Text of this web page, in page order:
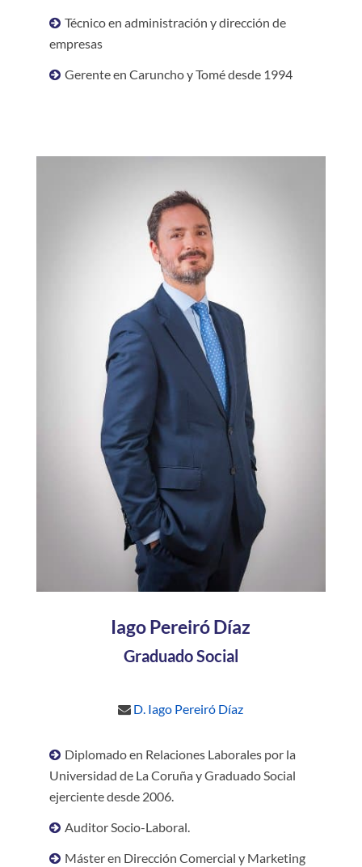
Técnico en administración y dirección de
empresas
Gerente en Caruncho y Tomé desde 1994
Iago Pereiró Díaz
Graduado Social
D. Iago Pereiró Díaz
Diplomado en Relaciones Laborales por la
Universidad de La Coruña y Graduado Social
ejerciente desde 2006.
Auditor Socio-Laboral.
Máster en Dirección Comercial y Marketing